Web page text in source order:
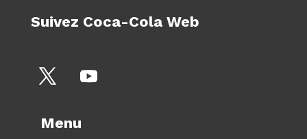
Suivez Coca-Cola Web
Menu